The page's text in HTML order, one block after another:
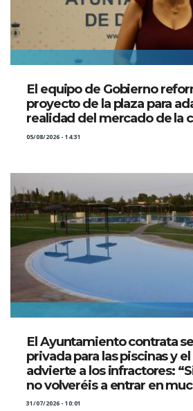
El equipo de Gobierno
proyecto de la plaza para
realidad del mercado de la
05/08/2026 - 14:31
El Ayuntamiento contrata
privada para las piscinas y
advierte a los infractores:
no volveréis a entrar en
31/07/2026 - 10:01